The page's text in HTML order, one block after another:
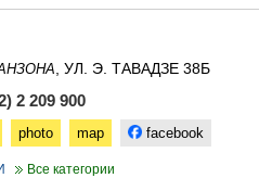
, УЛ. Э. ТАВАДЗЕ 38Б
2 209 900
photo map facebook
Все категории